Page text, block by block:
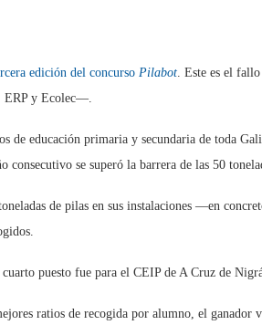
edición del concurso Pilabot. Este es el
ERP y Ecolec—.
educación primaria y secundaria de toda
consecutivo se superó la barrera de las 50
de pilas en sus instalaciones —en
puesto fue para el CEIP de A Cruz de
ratios de recogida por alumno, el